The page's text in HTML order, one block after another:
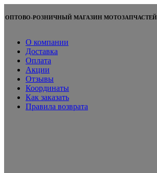
ОПТОВО-РОЗНИЧНЫЙ МАГАЗИН МОТОЗАПЧАСТЕЙ
О компании
Доставка
Оплата
Акции
Отзывы
Координаты
Как заказать
Правила возврата